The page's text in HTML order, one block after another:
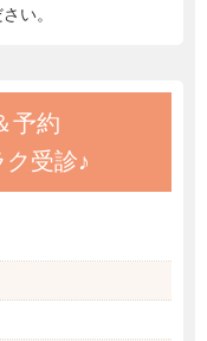
い。
予約
受診♪